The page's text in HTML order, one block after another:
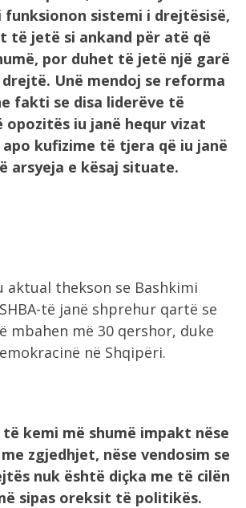
funksionon sistemi i drejtësisë,
të jetë si ankand për atë që
por duhet të jetë një garë
Unë mendoj se reforma
fakti se disa liderëve të
iu janë hequr vizat
apo kufizime të tjera që iu janë
arsyeja e kësaj situate.
aktual thekson se Bashkimi
të janë shprehur qartë se
mbahen më 30 qershor, duke
në Shqipëri.
të kemi më shumë impakt nëse
zgjedhjet, nëse vendosim se
nuk është diçka me të cilën
sipas oreksit të politikës.